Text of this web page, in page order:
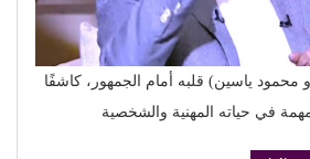
محمود ياسين) قلبه أمام الجمهور، كاشفًا
في حياته المهنية والشخصية